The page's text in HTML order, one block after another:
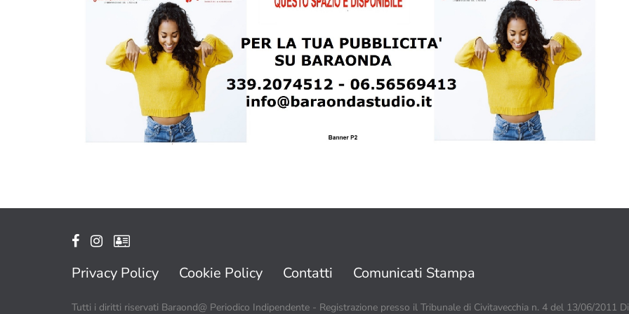
Privacy Policy Cookie Policy Contatti Comunicati Stampa
Tutti i diritti riservati Baraond@ Periodico Indipendente - Registrazione presso il Tribunale di Civitavecchia n. 4 del 13/06/2011